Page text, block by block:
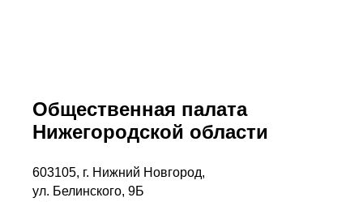
Общественная палата
Нижегородской области
603105, г. Нижний Новгород,
ул. Белинского, 9Б